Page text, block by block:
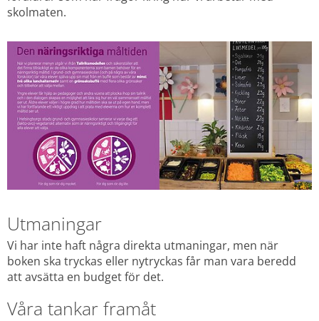
skolmaten.
Utmaningar
Vi har inte haft några direkta utmaningar, men när
boken ska tryckas eller nytryckas får man vara beredd
att avsätta en budget för det.
Våra tankar framåt